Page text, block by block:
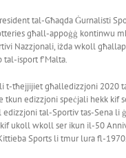
tal-Għaqda Ġurnalisti
għall-appoġġ kontinwu
Nazzjonali, iżda wkoll
isport f’Malta.
t-tħejjijiet għalledizzjoni 2020
tkun edizzjoni speċjali hekk kif
tal-Sportiv tas-Sena li
ukoll wkoll ser ikun il-50
Sports li tmur lura fl-1970.